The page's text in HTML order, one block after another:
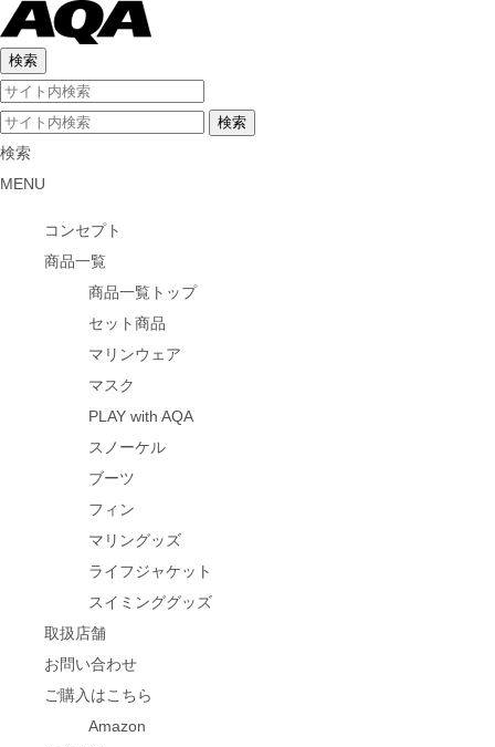
検索
MENU
コンセプト
商品一覧
商品一覧トップ
セット商品
マリンウェア
マスク
PLAY with AQA
スノーケル
ブーツ
フィン
マリングッズ
ライフジャケット
スイミンググッズ
取扱店舗
お問い合わせ
ご購入はこちら
Amazon